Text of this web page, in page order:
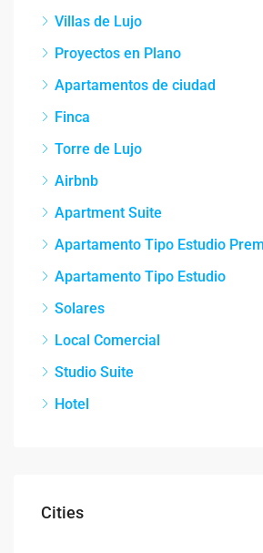
Villas de Lujo
Proyectos en Plano
Apartamentos de ciudad
Finca
Torre de Lujo
Airbnb
Apartment Suite
Apartamento Tipo Estudio
Apartamento Tipo Estudio
Solares
Local Comercial
Studio Suite
Hotel
Cities